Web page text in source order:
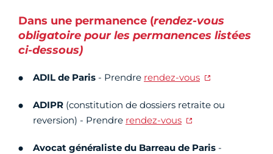
Dans une permanence (rendez-vous
obligatoire pour les permanences listées
ci-dessous)
ADIL de Paris - Prendre rendez-vous
ADIPR (constitution de dossiers retraite ou
reversion) - Prendre rendez-vous
Avocat généraliste du Barreau de Paris -